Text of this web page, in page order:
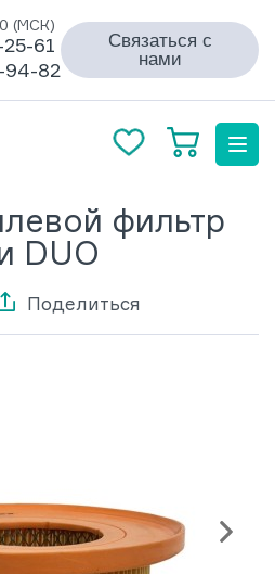
(МСК)
61
94-82
Связаться с
нами
фильтр
DUO
Поделиться